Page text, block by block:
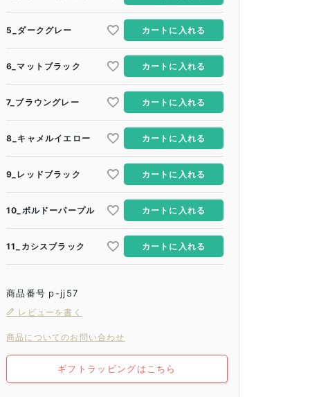
5_ダークグレー カートに入れる
6_マットブラック カートに入れる
7_ブラウングレー カートに入れる
8_キャメルイエロー カートに入れる
9_レッドブラック カートに入れる
10_ボルドーパープル カートに入れる
11_カシスブラック カートに入れる
商品番号 p-jj57
レビューを書く
商品についてのお問い合わせ
ギフトラッピングはこちら